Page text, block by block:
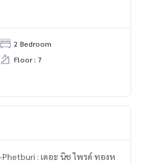
2 Bedroom
Floor : 7
: เดอะ นิช ไพรด์ ทองห